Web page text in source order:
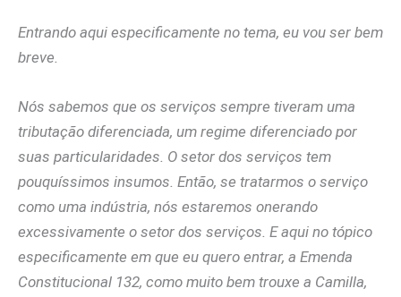
Entrando aqui especificamente no tema, eu vou ser bem
breve.
Nós sabemos que os serviços sempre tiveram uma
tributação diferenciada, um regime diferenciado por
suas particularidades. O setor dos serviços tem
pouquíssimos insumos. Então, se tratarmos o serviço
como uma indústria, nós estaremos onerando
excessivamente o setor dos serviços. E aqui no tópico
especificamente em que eu quero entrar, a Emenda
Constitucional 132, como muito bem trouxe a Camilla,